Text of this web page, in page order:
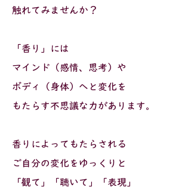
触れてみませんか？
「香り」には
マインド（感情、思考）や
ボディ（身体）へと変化を
もたらす不思議な力があります。
香りによってもたらされる
ご自分の変化をゆっくりと
「観て」「聴いて」「表現」